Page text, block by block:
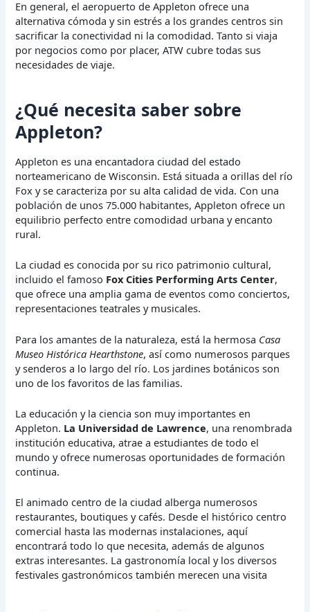
En general, el aeropuerto de Appleton ofrece una
alternativa cómoda y sin estrés a los grandes centros sin
sacrificar la conectividad ni la comodidad. Tanto si viaja
por negocios como por placer, ATW cubre todas sus
necesidades de viaje.
¿Qué necesita saber sobre
Appleton?
Appleton es una encantadora ciudad del estado
norteamericano de Wisconsin. Está situada a orillas del río
Fox y se caracteriza por su alta calidad de vida. Con una
población de unos 75.000 habitantes, Appleton ofrece un
equilibrio perfecto entre comodidad urbana y encanto
rural.
La ciudad es conocida por su rico patrimonio cultural,
incluido el famoso Fox Cities Performing Arts Center,
que ofrece una amplia gama de eventos como conciertos,
representaciones teatrales y musicales.
Para los amantes de la naturaleza, está la hermosa Casa
Museo Histórica Hearthstone, así como numerosos parques
y senderos a lo largo del río. Los jardines botánicos son
uno de los favoritos de las familias.
La educación y la ciencia son muy importantes en
Appleton. La Universidad de Lawrence, una renombrada
institución educativa, atrae a estudiantes de todo el
mundo y ofrece numerosas oportunidades de formación
continua.
El animado centro de la ciudad alberga numerosos
restaurantes, boutiques y cafés. Desde el histórico centro
comercial hasta las modernas instalaciones, aquí
encontrará todo lo que necesita, además de algunos
extras interesantes. La gastronomía local y los diversos
festivales gastronómicos también merecen una visita